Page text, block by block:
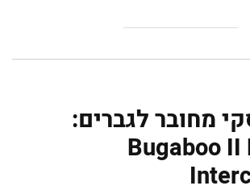
מחובר לגברים:
Bugaboo II